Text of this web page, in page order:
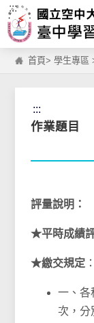
跳到主要內容區塊
:::
首頁>學生專區
:::
作業題目
評量說明：
★平時成績
★繳交規定 ：
一、各
次，分